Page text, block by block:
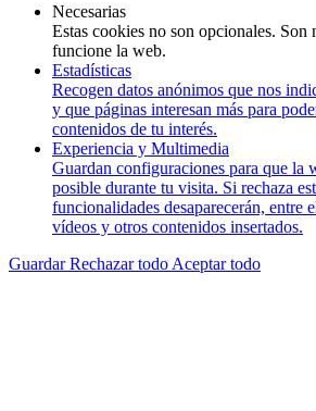
Necesarias
Estas cookies no son opcionales. Son
funcione la web.
Estadísticas
Recogen datos anónimos que nos
y que páginas interesan más para
contenidos de tu interés.
Experiencia y Multimedia
Guardan configuraciones para que la
posible durante tu visita. Si rechaza
funcionalidades desaparecerán, entre
vídeos y otros contenidos insertados.
GuardarRechazar todo Aceptar todo